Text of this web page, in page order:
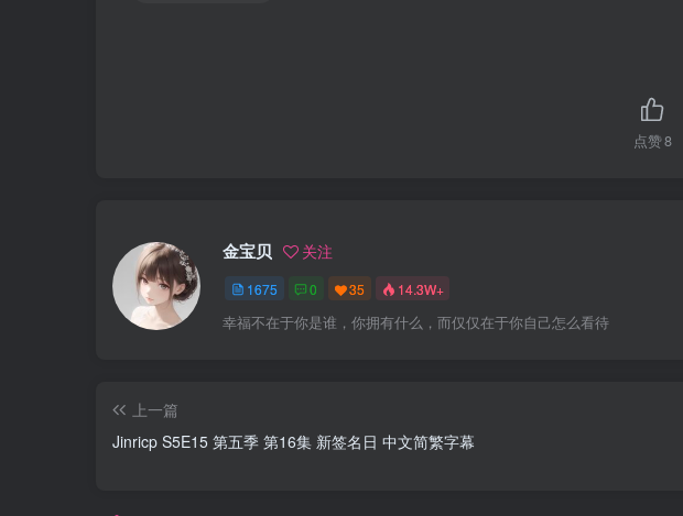
点赞8
金宝贝 关注
1675 0 35 14.3W+
幸福不在于你是谁，你拥有什么，而仅仅在于你自己怎么看待
上一篇
Jinricp S5E15 第五季 第16集 新签名日 中文简繁字幕